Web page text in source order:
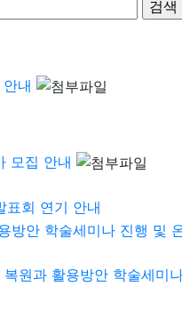
내
모집 안내
표회 연기 안내
방안 학술세미나 진행 및
원과 활용방안 학술세미